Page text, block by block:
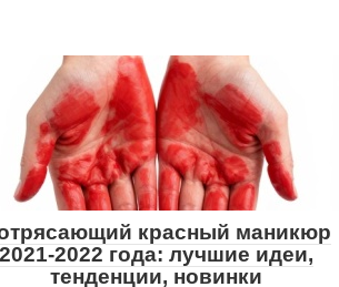
красный маникюр
2021-2022 года: лучшие идеи,
тенденции, новинки